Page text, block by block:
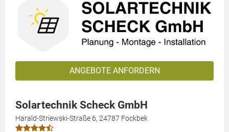
ANGEBOTE ANFORDERN
Solartechnik Scheck GmbH
Harald-Striewski-Straße 6, 24787 Fockbek